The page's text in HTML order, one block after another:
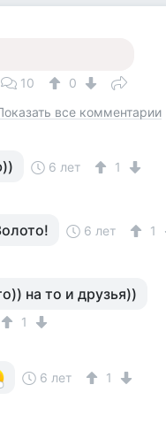
10
0
все комментарии
6 лет 1
6 лет 1
на то и друзья))
1
6 лет
1